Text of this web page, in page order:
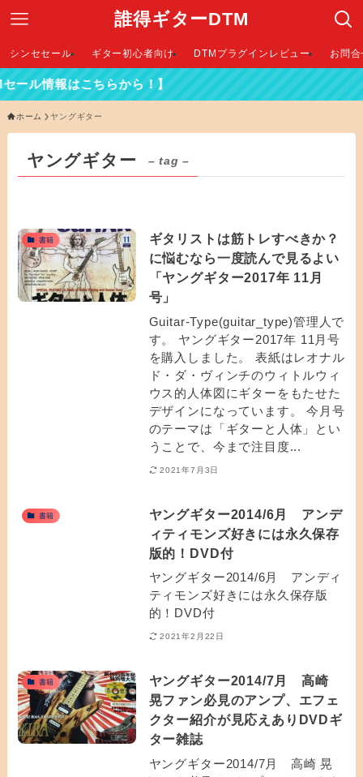
誰得ギターDTM
シンセセール ギター初心者向け DTMプラグインレビュー お問
情報はこちらから！】
ホーム ヤングギター
ヤングギター – tag –
書籍
ギタリストは筋トレすべきか？
に悩むなら一度読んで見るよい
「ヤングギター2017年 11月
号」
Guitar-Type(guitar_type)管理人で
す。 ヤングギター2017年 11月号
を購入しました。 表紙はレオナル
ド・ダ・ヴィンチのウィトルウィ
ウス的人体図にギターをもたせた
デザインになっています。 今月号
のテーマは「ギターと人体」とい
うことで、今まで注目度...
2021年7月3日
書籍
ヤングギター2014/6月 アンデ
ィティモンズ好きには永久保存
版的！DVD付
ヤングギター2014/6月 アンディ
ティモンズ好きには永久保存版
的！DVD付
2021年2月22日
書籍
ヤングギター2014/7月 高崎
晃ファン必見のアンプ、エフェ
クター紹介が見応えありDVDギ
ター雑誌
ヤングギター2014/7月 高崎 晃